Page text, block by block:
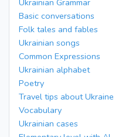
Ukrainian Grammar
Basic conversations
Folk tales and fables
Ukrainian songs
Common Expressions
Ukrainian alphabet
Poetry
Travel tips about Ukraine
Vocabulary
Ukrainian cases